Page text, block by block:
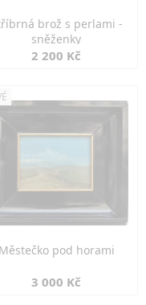
brož s perlami -
sněženky
2 200 Kč
Městečko pod horami
3 000 Kč